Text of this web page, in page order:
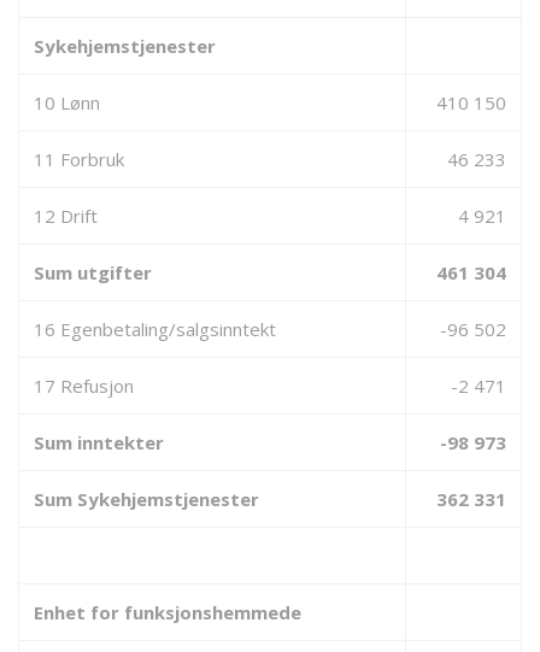
Sykehjemstjenester
10 Lønn 410 150
11 Forbruk 46 233
12 Drift 4 921
Sum utgifter 461 304
16 Egenbetaling/salgsinntekt -96 502
17 Refusjon -2 471
Sum inntekter -98 973
Sum Sykehjemstjenester 362 331
Enhet for funksjonshemmede